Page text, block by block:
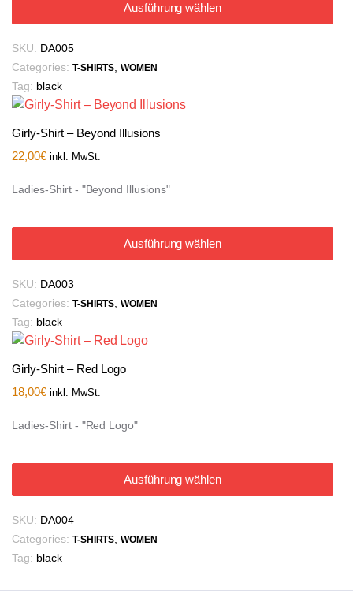
Ausführung wählen
SKU: DA005
Categories: T-SHIRTS ,WOMEN
Tag: black
Girly-Shirt – Beyond Illusions
22,00€ inkl. MwSt.
Ladies-Shirt - "Beyond Illusions"
Ausführung wählen
SKU: DA003
Categories: T-SHIRTS ,WOMEN
Tag: black
Girly-Shirt – Red Logo
18,00€ inkl. MwSt.
Ladies-Shirt - "Red Logo"
Ausführung wählen
SKU: DA004
Categories: T-SHIRTS ,WOMEN
Tag: black